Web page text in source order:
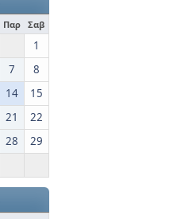
Παρ Σαβ
1
7
8
14
15
21
22
28
29